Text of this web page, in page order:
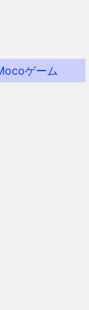
ゲーム